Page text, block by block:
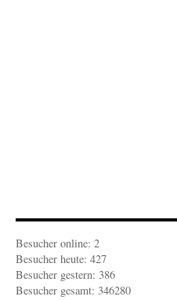
Besucher online: 2
Besucher heute: 427
Besucher gestern: 386
Besucher gesamt: 346280